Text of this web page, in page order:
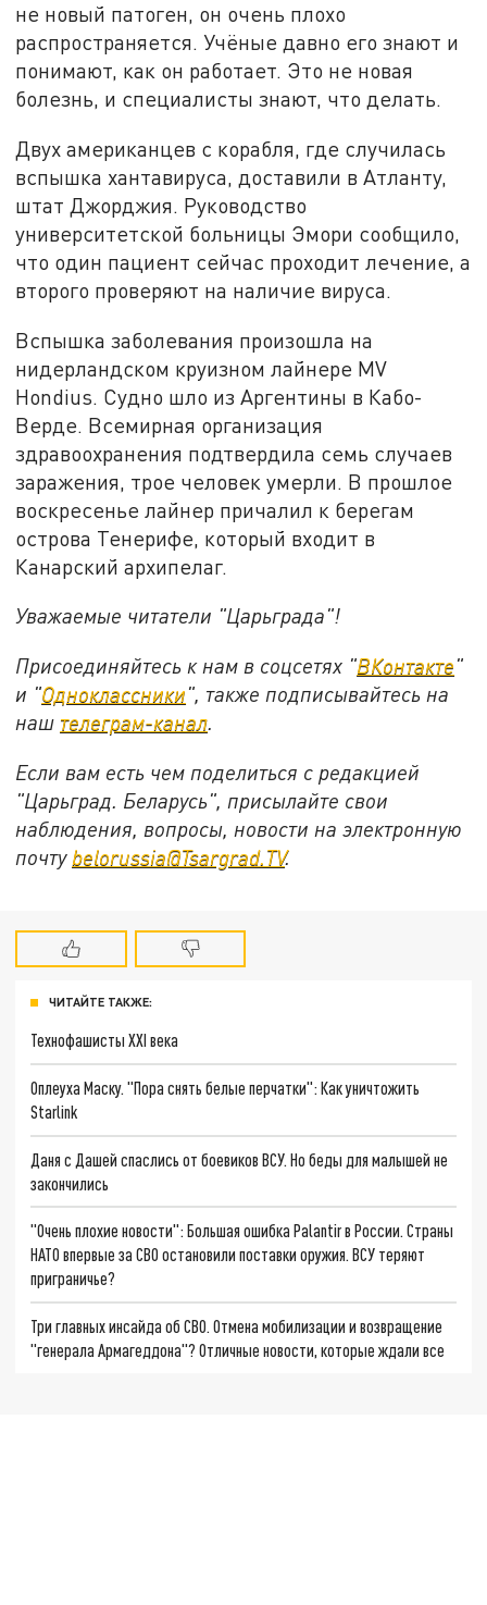
не новый патоген, он очень плохо
распространяется. Учёные давно его знают и
понимают, как он работает. Это не новая
болезнь, и специалисты знают, что делать.
Двух американцев с корабля, где случилась
вспышка хантавируса, доставили в Атланту,
штат Джорджия. Руководство
университетской больницы Эмори сообщило,
что один пациент сейчас проходит лечение, а
второго проверяют на наличие вируса.
Вспышка заболевания произошла на
нидерландском круизном лайнере MV
Hondius. Судно шло из Аргентины в Кабо-
Верде. Всемирная организация
здравоохранения подтвердила семь случаев
заражения, трое человек умерли. В прошлое
воскресенье лайнер причалил к берегам
острова Тенерифе, который входит в
Канарский архипелаг.
Уважаемые читатели "Царьграда"!
Присоединяйтесь к нам в соцсетях "ВКонтакте"
и "Одноклассники", также подписывайтесь на
наш телеграм-канал.
Если вам есть чем поделиться с редакцией
"Царьград. Беларусь", присылайте свои
наблюдения, вопросы, новости на электронную
почту belorussia@Tsargrad.TV.
ЧИТАЙТЕ ТАКЖЕ:
Технофашисты XXI века
Оплеуха Маску. "Пора снять белые перчатки": Как уничтожить
Starlink
Даня с Дашей спаслись от боевиков ВСУ. Но беды для малышей не
закончились
"Очень плохие новости": Большая ошибка Palantir в России. Страны
НАТО впервые за СВО остановили поставки оружия. ВСУ теряют
приграничье?
Три главных инсайда об СВО. Отмена мобилизации и возвращение
"генерала Армагеддона"? Отличные новости, которые ждали все